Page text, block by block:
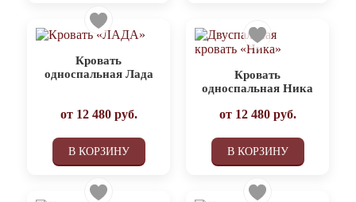
Кровать
односпальная Лада
от 12 480руб.
В КОРЗИНУ
Кровать
односпальная Ника
от 12 480руб.
В КОРЗИНУ